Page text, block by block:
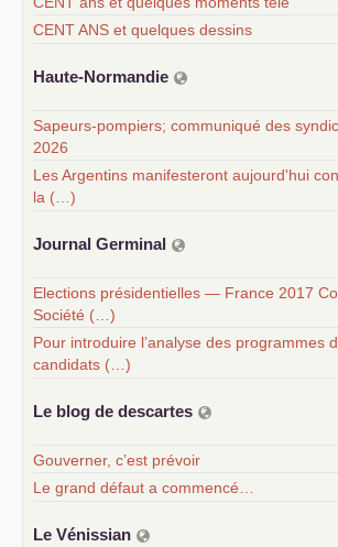
CENT ANS et quelques dessins
Haute-Normandie
Sapeurs-pompiers; communiqué des
2026
Les Argentins manifesteront aujourd'hui
la (…)
Journal Germinal
Elections présidentielles — France 2017
Société (…)
Pour introduire l’analyse des programmes
candidats (…)
Le blog de descartes
Gouverner, c’est prévoir
Le grand défaut a commencé…
Le Vénissian